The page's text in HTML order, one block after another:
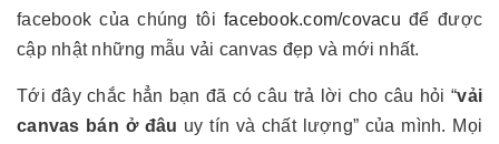
facebook của chúng tôifacebook.com/covacu để được
cập nhật những mẫu vải canvas đẹp và mới nhất.
Tới đây chắc hẳn bạn đã có câu trả lời cho câu hỏi “vải
canvas bán ở đâu uy tín và chất lượng” của mình. Mọi